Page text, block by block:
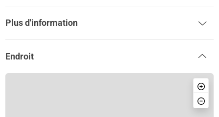
Plus d'information
Endroit